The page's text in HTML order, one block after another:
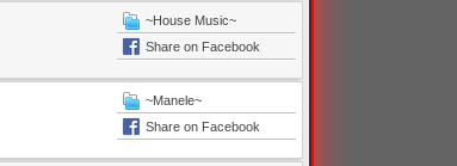
~House Music~
Share on Facebook
~Manele~
Share on Facebook